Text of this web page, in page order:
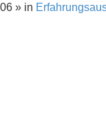
» in